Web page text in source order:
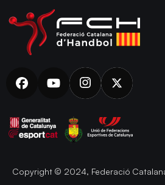
Copyright © 2024, Federació